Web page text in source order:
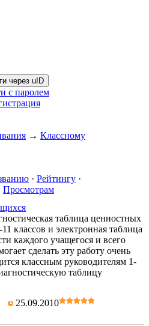
через uID
с паролем
→ Классному
· Рейтингу ·
Просмотрам
таблица ценностных
классов и электронная таблица
каждого учащегося и всего
сделать эту работу очень
классным руководителям 1-
таблицу
25.09.2010